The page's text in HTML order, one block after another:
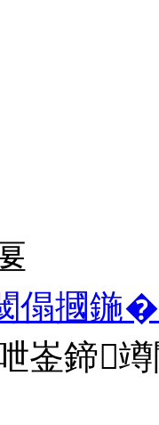
傝摑鍦
崟鍗